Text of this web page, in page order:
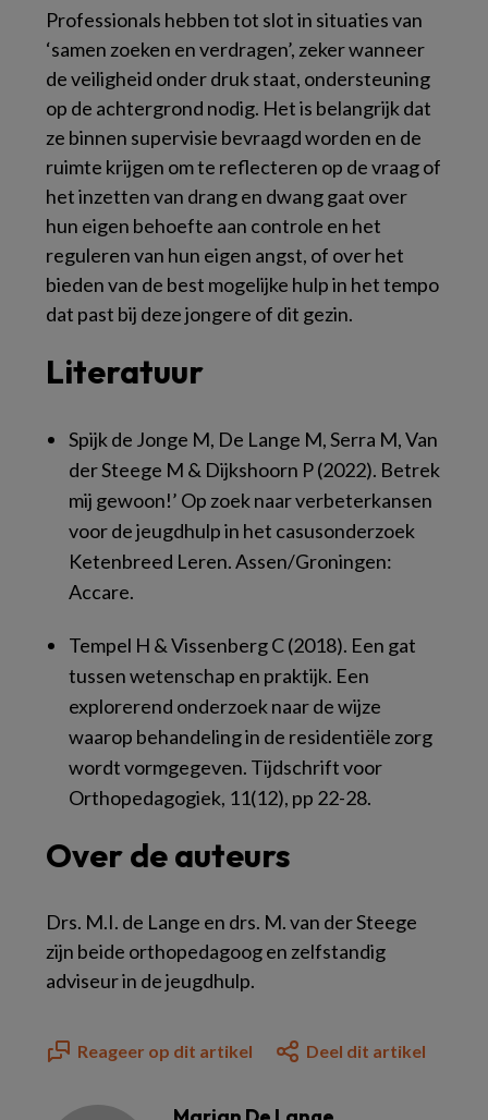
Professionals hebben tot slot in situaties van
‘samen zoeken en verdragen’, zeker wanneer
de veiligheid onder druk staat, ondersteuning
op de achtergrond nodig. Het is belangrijk dat
ze binnen supervisie bevraagd worden en de
ruimte krijgen om te reflecteren op de vraag of
het inzetten van drang en dwang gaat over
hun eigen behoefte aan controle en het
reguleren van hun eigen angst, of over het
bieden van de best mogelijke hulp in het tempo
dat past bij deze jongere of dit gezin.
Literatuur
Spijk de Jonge M, De Lange M, Serra M, Van
der Steege M & Dijkshoorn P (2022). Betrek
mij gewoon!’ Op zoek naar verbeterkansen
voor de jeugdhulp in het casusonderzoek
Ketenbreed Leren.Assen/Groningen:
Accare.
Tempel H & Vissenberg C (2018). Een gat
tussen wetenschap en praktijk. Een
explorerend onderzoek naar de wijze
waarop behandeling in de residentiële zorg
wordt vormgegeven. Tijdschrift voor
Orthopedagogiek, 11(12), pp 22-28.
Over de auteurs
Drs. M.I. de Lange en drs. M. van der Steege
zijn beide orthopedagoog en zelfstandig
adviseur in de jeugdhulp.
Reageer op dit artikel Deel dit artikel